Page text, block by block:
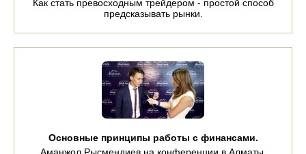
Как стать превосходным трейдером - простой способ
предсказывать рынки.
Основные принципы работы с финансами.
Аманжол Рысмендиев на конференции в Алматы.